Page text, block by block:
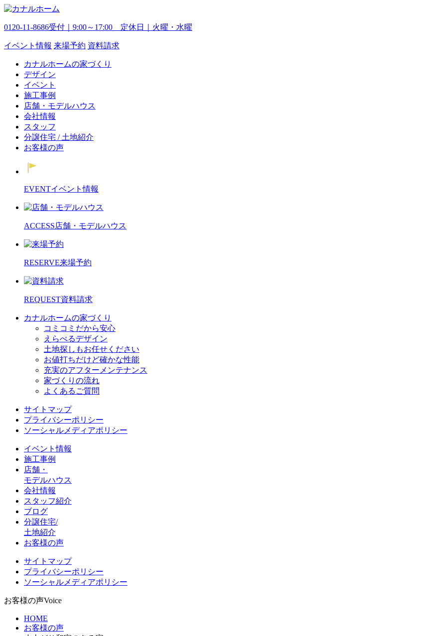
0120-11-8686受付｜9:00～17:00 定休日｜火曜・水曜
イベント情報 来場予約 資料請求
カナルホームの家づくり
デザイン
イベント
施工事例
店舗・モデルハウス
会社情報
スタッフ
分譲住宅 / 土地紹介
お客様の声
EVENTイベント情報
ACCESS店舗・モデルハウス
RESERVE来場予約
REQUEST資料請求
カナルホームの家づくり
コミコミだから安心
えらべるデザイン
土地探しもお任せください
お値打ちだけど確かな性能
充実のアフターメンテナンス
家づくりの流れ
よくあるご質問
サイトマップ
プライバシーポリシー
ソーシャルメディアポリシー
イベント情報
施工事例
店舗・
モデルハウス
会社情報
スタッフ紹介
ブログ
分譲住宅/
土地紹介
お客様の声
サイトマップ
プライバシーポリシー
ソーシャルメディアポリシー
お客様の声Voice
HOME
お客様の声